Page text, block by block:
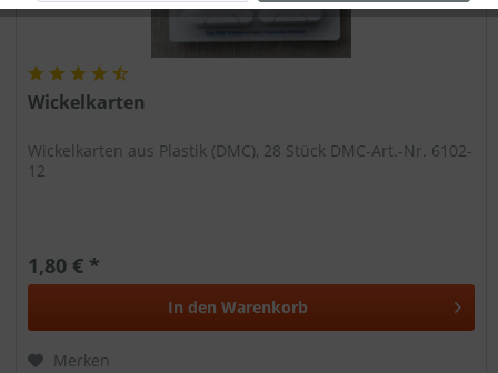
Wickelkarten
Wickelkarten aus Plastik (DMC), 28 Stück DMC-Art.-Nr. 6102-
12
1,80 € *
In den Warenkorb
Merken